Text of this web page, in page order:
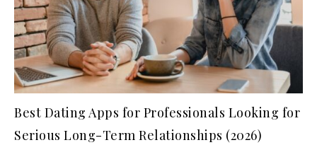
Best Dating Apps for Professionals Looking for
Serious Long-Term Relationships (2026)